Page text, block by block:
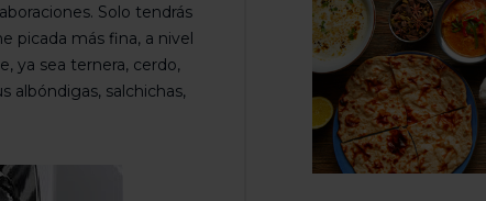
Solo tendrás
picada más fina, a nivel
ya sea ternera, cerdo,
albóndigas, salchichas,